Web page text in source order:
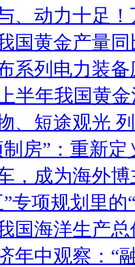
、动力十足
国黄金产量
系列电力装
半年我国黄
、短途观光
房”：重新
，成为海外博
专项规划里的
国海洋生产
年中观察：“